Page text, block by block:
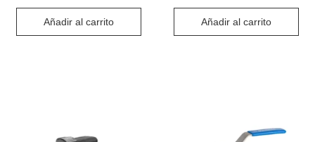
Añadir al carrito Añadir al carrito